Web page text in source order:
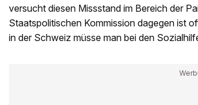
versucht diesen Missstand im Bereich der
Staatspolitischen Kommission dagegen ist
in der Schweiz müsse man bei den